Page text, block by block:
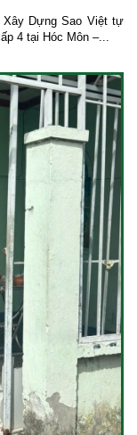
Xây Dựng Sao Việt tự
4 tại Hóc Môn –...